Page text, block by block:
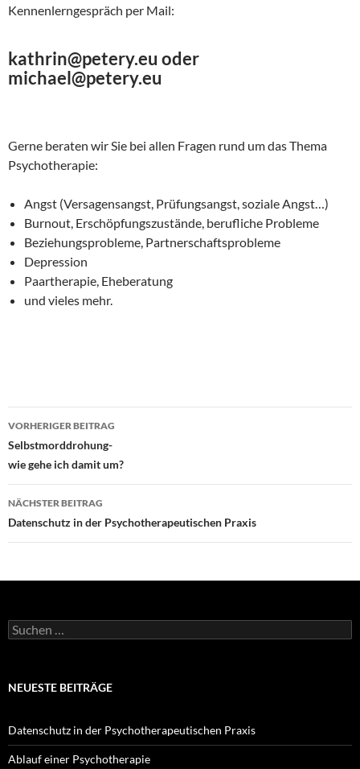
Kennenlerngespräch per Mail:
kathrin@petery.eu oder
michael@petery.eu
Gerne beraten wir Sie bei allen Fragen rund um das Thema
Psychotherapie:
Angst (Versagensangst, Prüfungsangst, soziale Angst…)
Burnout, Erschöpfungszustände, berufliche Probleme
Beziehungsprobleme, Partnerschaftsprobleme
Depression
Paartherapie, Eheberatung
und vieles mehr.
Beitragsnavigation
VORHERIGER BEITRAG
Selbstmorddrohung-
wie gehe ich damit um?
NÄCHSTER BEITRAG
Datenschutz in der Psychotherapeutischen Praxis
Suchen
nach:
NEUESTE BEITRÄGE
Datenschutz in der Psychotherapeutischen Praxis
Ablauf einer Psychotherapie